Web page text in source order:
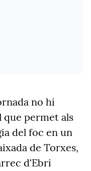
no hi
permet als
del foc en un
de Torxes,
d'Ebri